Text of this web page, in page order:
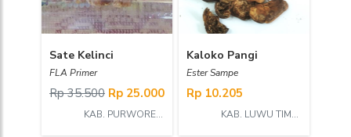
Sate Kelinci
FLA Primer
Rp 35.500 Rp 25.000
KAB. PURWOREJO
Kaloko Pangi
Ester Sampe
Rp 10.205
KAB. LUWU TIMUR